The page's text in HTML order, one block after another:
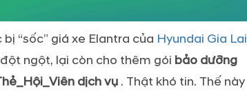
“sốc” giá xe Elantra của Hyundai Gia Lai
ngột, lại còn cho thêm gói bảo dưỡng
dịch vụ . Thật khó tin. Thế này